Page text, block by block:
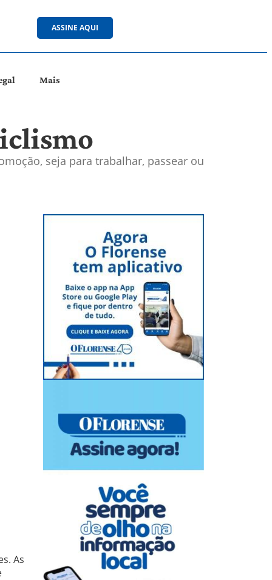
ASSINE AQUI
Mais
seja para trabalhar, passear ou
As